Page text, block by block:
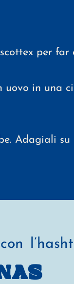
per far
in una
Adagiali